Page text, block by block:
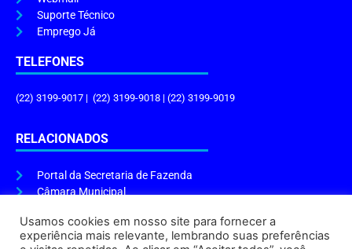
Suporte Técnico
Emprego Já
TELEFONES
(22) 3199-9017 | (22) 3199-9018 | (22) 3199-9019
RELACIONADOS
Portal da Secretaria de Fazenda
Câmara Municipal
ENDEREÇO E HORÁRIO
Usamos cookies em nosso site para fornecer a
experiência mais relevante, lembrando suas preferências